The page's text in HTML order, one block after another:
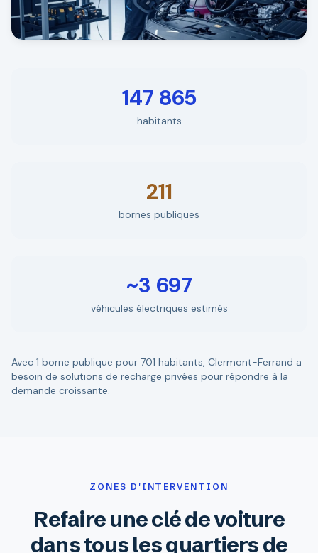
147 865
habitants
211
bornes publiques
~3 697
véhicules électriques estimés
Avec 1 borne publique pour 701 habitants, Clermont-Ferrand a
besoin de solutions de recharge privées pour répondre à la
demande croissante.
ZONES D'INTERVENTION
Refaire une clé de voiture
dans tous les quartiers de